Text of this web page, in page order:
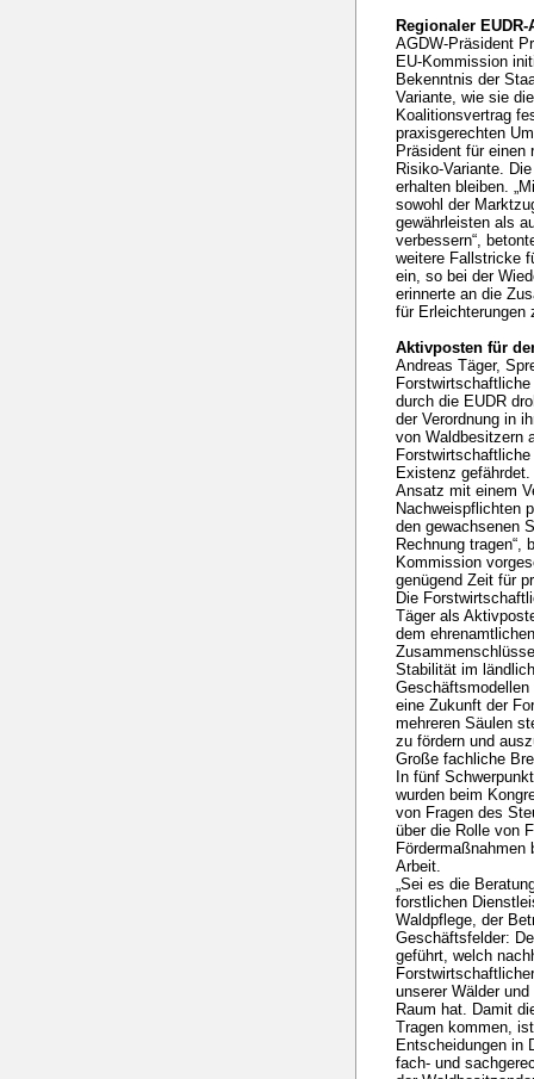
Regionaler EUDR-
AGDW-Präsident
EU-Kommission
Bekenntnis der
Variante, wie sie
Koalitionsvertrag
praxisgerechten
Präsident für einen
Risiko-Variante.
erhalten bleiben.
sowohl der
gewährleisten als
verbessern“,
weitere Fallstricke
ein, so bei der
erinnerte an die
für Erleichterungen
Aktivposten für
Andreas Täger,
durch die EUDR
der Verordnung in
von Waldbesitzern
Existenz
Ansatz mit einem
Nachweispflichten
den gewachsenen
Rechnung tragen“,
Kommission
genügend Zeit für
Die
Täger als
dem
Stabilität im
eine Zukunft der
mehreren Säulen
zu fördern und
Große fachliche
In fünf
wurden beim
von Fragen des
über die Rolle von
Fördermaßnahmen
Arbeit.
„Sei es die
forstlichen
Waldpflege, der
Geschäftsfelder:
geführt, welch
unserer Wälder
Raum hat. Damit
Tragen kommen,
Entscheidungen in
fach- und